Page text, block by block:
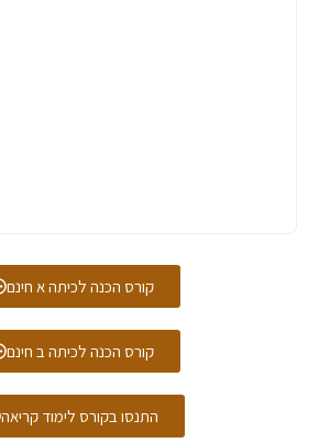
קורס הכנה לכיתה א חינם
קורס הכנה לכיתה ב חינם
התנסו בקורס לימוד קריאה